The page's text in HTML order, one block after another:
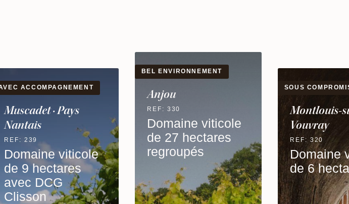
Anjou
REF: 330
Domaine viticole
de 27 hectares
regroupés
Montlouis-sur-Loire ·
Vouvray
REF: 320
Domaine viticole
de 6 hectares
Anjou
REF: 327
rentable
hectares